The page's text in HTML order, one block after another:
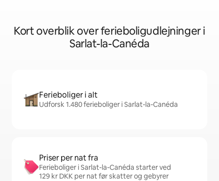
Kort overblik over ferieboligudlejninger i
Sarlat-la-Canéda
Ferieboliger i alt
Udforsk 1.480 ferieboliger i Sarlat-la-Canéda
Priser per nat fra
Ferieboliger i Sarlat-la-Canéda starter ved
129 kr DKK per nat før skatter og gebyrer